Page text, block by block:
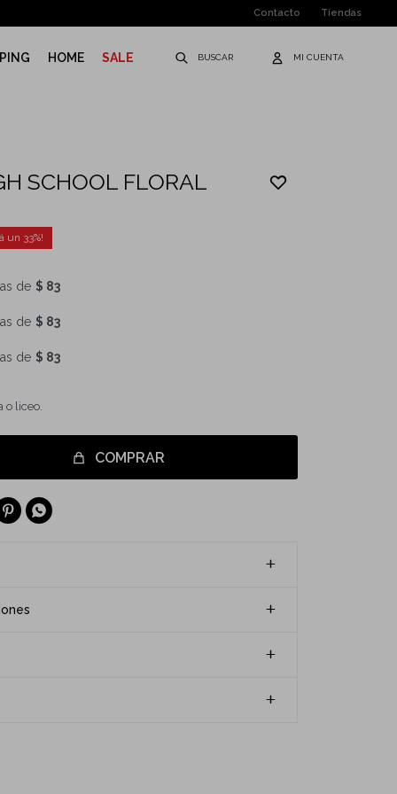
HOME SALE
Contacto Tiendas
SCHOOL FLORAL
33
de $ 83
de $ 83
de $ 83
o liceo.
COMPRAR
 